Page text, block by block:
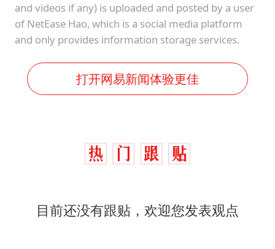
and videos if any) is uploaded and posted by a user
of NetEase Hao, which is a social media platform
and only provides information storage services.
打开网易新闻体验更佳
目前还没有跟贴，欢迎您发表观点